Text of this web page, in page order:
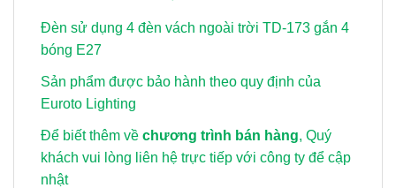
Đèn sử dụng 4 đèn vách ngoài trời TD-173 gắn 4
bóng E27
Sản phẩm được bảo hành theo quy định của
Euroto Lighting
Để biết thêm về chương trình bán hàng, Quý
khách vui lòng liên hệ trực tiếp với công ty để cập
nhật